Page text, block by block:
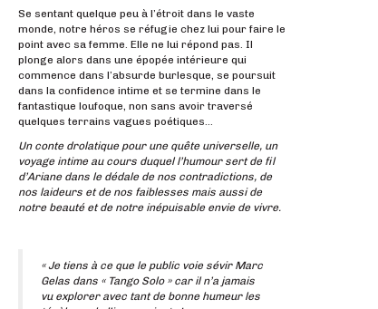
Se sentant quelque peu à l’étroit dans le vaste
monde, notre héros se réfugie chez lui pour faire le
point avec sa femme. Elle ne lui répond pas. Il
plonge alors dans une épopée intérieure qui
commence dans l’absurde burlesque, se poursuit
dans la confidence intime et se termine dans le
fantastique loufoque, non sans avoir traversé
quelques terrains vagues poétiques…
Un conte drolatique pour une quête universelle, un
voyage intime au cours duquel l’humour sert de fil
d’Ariane dans le dédale de nos contradictions, de
nos laideurs et de nos faiblesses mais aussi de
notre beauté et de notre inépuisable envie de vivre.
« Je tiens à ce que le public voie sévir Marc
Gelas dans « Tango Solo » car il n’a jamais
vu explorer avec tant de bonne humeur les